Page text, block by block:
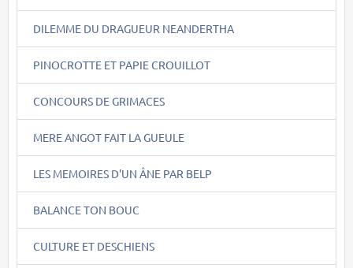
DILEMME DU DRAGUEUR NEANDERTHA
PINOCROTTE ET PAPIE CROUILLOT
CONCOURS DE GRIMACES
MERE ANGOT FAIT LA GUEULE
LES MEMOIRES D'UN ÂNE PAR BELP
BALANCE TON BOUC
CULTURE ET DESCHIENS